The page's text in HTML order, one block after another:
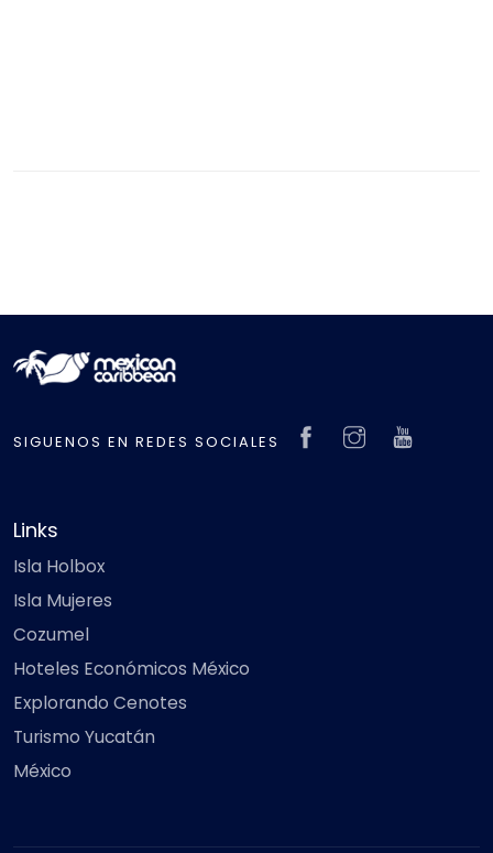
SIGUENOS EN REDES SOCIALES
Links
Isla Holbox
Isla Mujeres
Cozumel
Hoteles Económicos México
Explorando Cenotes
Turismo Yucatán
México